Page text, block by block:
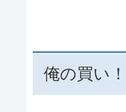
俺の買い